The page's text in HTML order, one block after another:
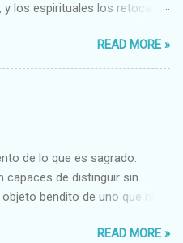
los espirituales los retoca.
Sano-Enfermo Selecto-
3 ESPIRITUALES a)
Exacto-Aproximado
Bueno-malo Bondadoso-
Relajado Leal-Desleal,etc.
Santo-Pr...
READ MORE »
de lo que es sagrado.
capaces de distinguir sin
bendito de uno que no
READ MORE »